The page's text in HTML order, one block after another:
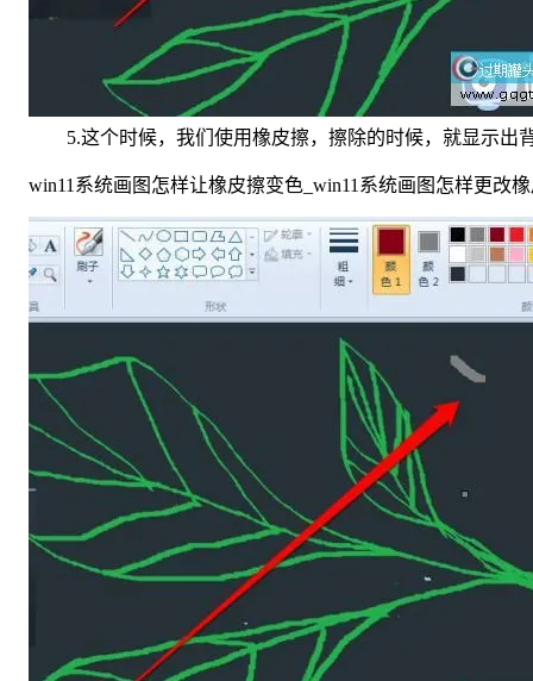
5.这个时候，我们使用橡皮擦，擦除的时候，就显示出
win11系统画图怎样让橡皮擦变色_win11系统画图怎样更改